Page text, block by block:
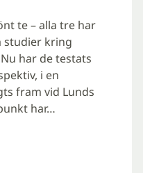
te – alla tre har
studier kring
har de testats
i en
fram vid Lunds
har…